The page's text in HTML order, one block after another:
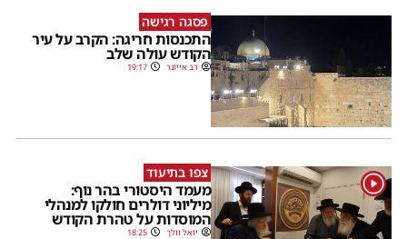
פסגה רגישה
התכנסות חריגה: הקרב על עיר
הקודש עולה שלב
דב אייזנר 19:17
1 צפו בתיעוד
מעמד היסטורי בהר נוף:
מיליוני דולרים חולקו למנהלי
המוסדות על טהרת הקודש
יואל וולך 18:25